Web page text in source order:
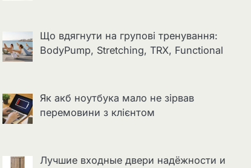
Що вдягнути на групові тренування:
BodyPump, Stretching, TRX, Functional
Як акб ноутбука мало не зірвав
перемовини з клієнтом
Лучшие входные двери надёжности и